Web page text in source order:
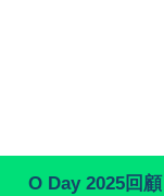
O Day 2025回顧